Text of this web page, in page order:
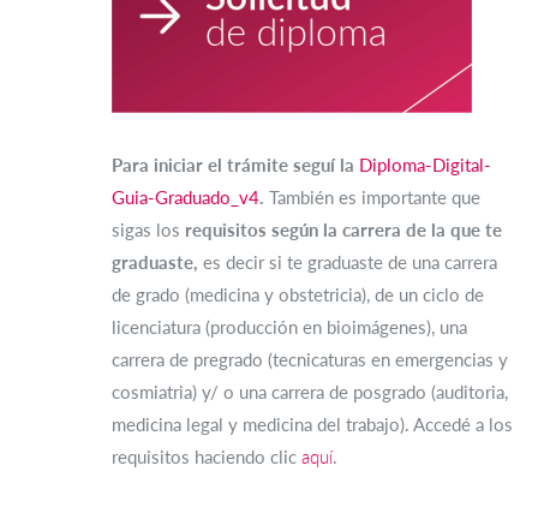
Para iniciar el trámite seguí la Diploma-Digital-
Guia-Graduado_v4. También es importante que
sigas los requisitos según la carrera de la que te
graduaste, es decir si te graduaste de una carrera
de grado (medicina y obstetricia), de un ciclo de
licenciatura (producción en bioimágenes), una
carrera de pregrado (tecnicaturas en emergencias y
cosmiatria) y/ o una carrera de posgrado (auditoria,
medicina legal y medicina del trabajo). Accedé a los
requisitos haciendo clic aquí.